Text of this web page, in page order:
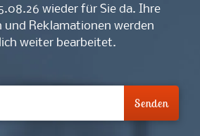
wieder für Sie da. Ihre
und Reklamationen werden
weiter bearbeitet.